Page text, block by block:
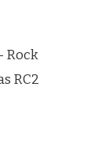
Rock
RC2